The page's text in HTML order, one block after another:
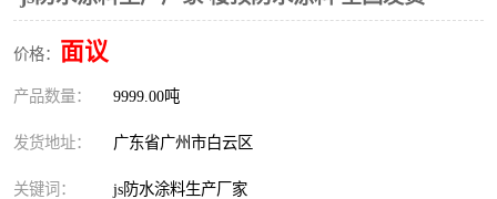
价格： 面议
产品数量： 9999.00吨
发货地址： 广东省广州市白云区
关键词： js防水涂料生产厂家